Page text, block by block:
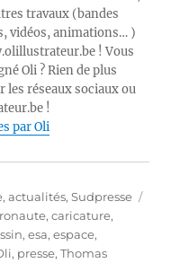
travaux (bandes
vidéos, animations… )
! Vous
Oli ? Rien de plus
les réseaux sociaux ou
!
par Oli
actualités,Sudpresse
,caricature,
,esa,espace,
, presse,Thomas